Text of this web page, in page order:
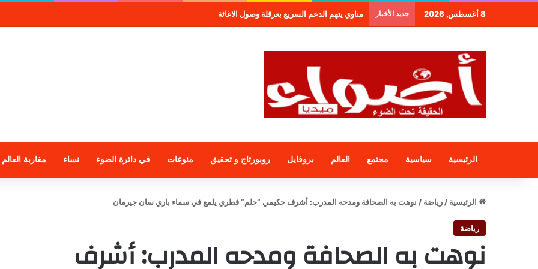
8 أغسطس, 2026 جديد الأخبار طنجة.. مجموعة فندقية جديدة لمجموعة الراجحي الاستثمارية
الرئيسية سياسية مجتمع العالم بروفايل روبورتاج و تحقيق منوعات في دائرة الضوء نساء مغاربة العالم
الرئيسية / رياضة / نوهت به الصحافة ومدحه المدرب: أشرف حكيمي “حلم” قطري يلمع في سماء باري سان جيرمان
رياضة
نوهت به الصحافة ومدحه المدرب: أشرف